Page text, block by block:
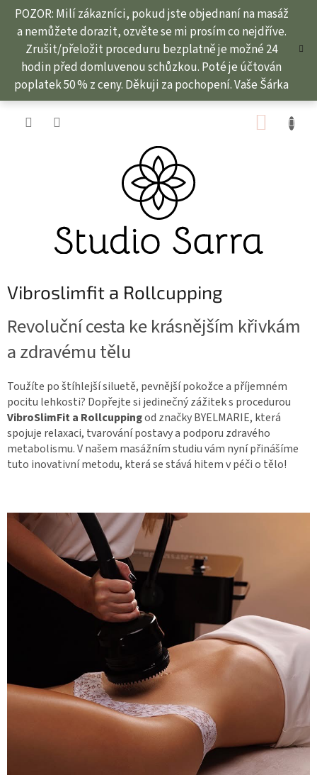
Přejít
obsah
POZOR: Milí zákazníci, pokud jste objednaní na masáž
a nemůžete dorazit, ozvěte se mi prosím co nejdříve.
Zrušit/přeložit proceduru bezplatně je možné 24
hodin před domluvenou schůzkou. Poté je účtován
poplatek 50 % z ceny. Děkuji za pochopení. Vaše Šárka
Vibroslimfit a Rollcupping
Revoluční cesta ke krásnějším křivkám
a zdravému tělu
Toužíte po štíhlejší siluetě, pevnější pokožce a příjemném
pocitu lehkosti? Dopřejte si jedinečný zážitek s procedurou
VibroSlimFit a Rollcuppingod značky BYELMARIE, která
spojuje relaxaci, tvarování postavy a podporu zdravého
metabolismu. V našem masážním studiu vám nyní přinášíme
tuto inovativní metodu, která se stává hitem v péči o tělo!